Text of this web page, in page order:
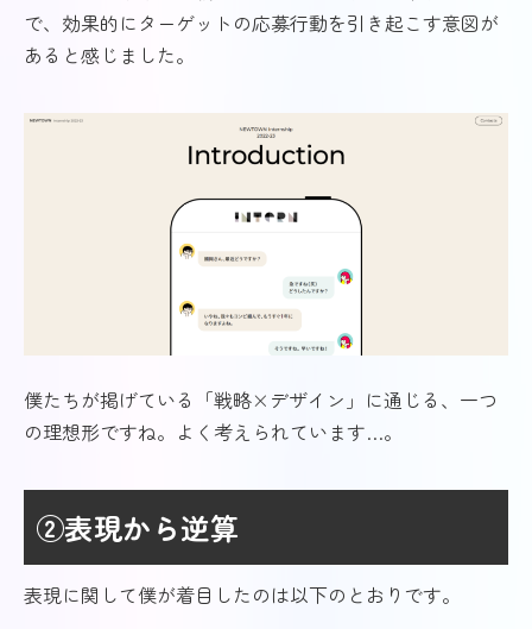
で、効果的にターゲットの応募行動を引き起こす意図が
あると感じました。
僕たちが掲げている「戦略×デザイン」に通じる、一つ
の理想形ですね。よく考えられています…。
②表現から逆算
表現に関して僕が着目したのは以下のとおりです。